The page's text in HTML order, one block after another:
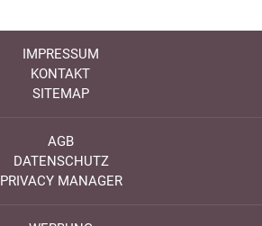
IMPRESSUM
KONTAKT
SITEMAP
AGB
DATENSCHUTZ
PRIVACY MANAGER